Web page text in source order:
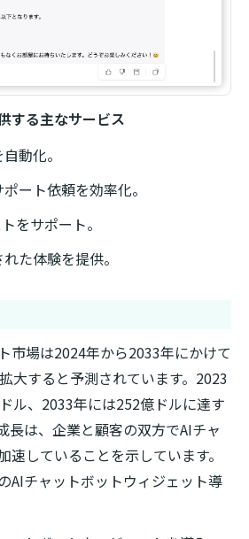
する主なサービス
動化。
ート依頼を効率化。
をサポート。
た体験を提供。
市場は2024年から2033年にかけて
大すると予測されています。2023
ル、2033年には252億ドルに達す
長は、企業と顧客の双方でAIチャ
速していることを示しています。
AIチャットボットウィジェット導